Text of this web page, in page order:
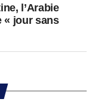
l’Arabie
« jour sans